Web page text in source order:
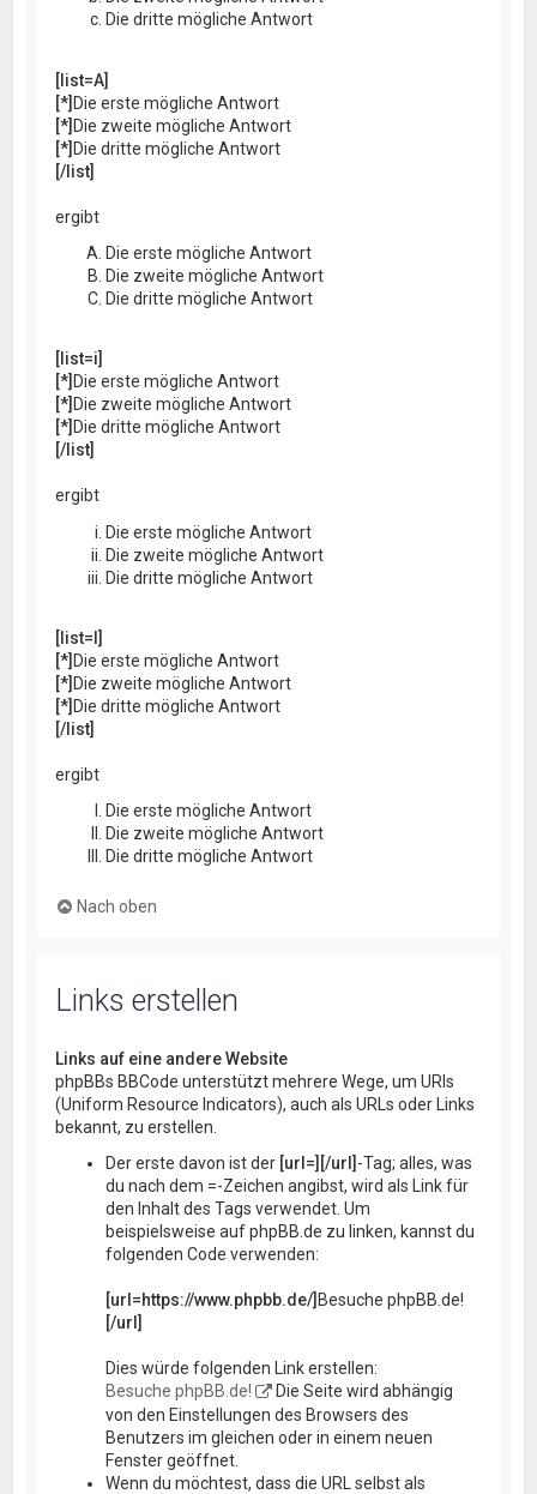
Die dritte mögliche Antwort
[list=A]
[*] Die erste mögliche Antwort
[*] Die zweite mögliche Antwort
[*] Die dritte mögliche Antwort
[/list]
ergibt
Die erste mögliche Antwort
Die zweite mögliche Antwort
Die dritte mögliche Antwort
[list=i]
[*] Die erste mögliche Antwort
[*] Die zweite mögliche Antwort
[*] Die dritte mögliche Antwort
[/list]
ergibt
Die erste mögliche Antwort
Die zweite mögliche Antwort
Die dritte mögliche Antwort
[list=I]
[*] Die erste mögliche Antwort
[*] Die zweite mögliche Antwort
[*] Die dritte mögliche Antwort
[/list]
ergibt
Die erste mögliche Antwort
Die zweite mögliche Antwort
Die dritte mögliche Antwort
Nach oben
Links erstellen
Links auf eine andere Website
phpBBs BBCode unterstützt mehrere Wege, um URIs
(Uniform Resource Indicators), auch als URLs oder Links
bekannt, zu erstellen.
Der erste davon ist der [url=][/url] -Tag; alles, was
du nach dem =-Zeichen angibst, wird als Link für
den Inhalt des Tags verwendet. Um
beispielsweise auf phpBB.de zu linken, kannst du
folgenden Code verwenden:
[url=https://www.phpbb.de/] Besuche phpBB.de!
[/url]
Dies würde folgenden Link erstellen:
Besuche phpBB.de!
Die Seite wird abhängig
von den Einstellungen des Browsers des
Benutzers im gleichen oder in einem neuen
Fenster geöffnet.
Wenn du möchtest, dass die URL selbst als